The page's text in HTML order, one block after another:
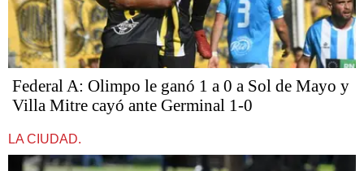
Federal A: Olimpo le ganó 1 a 0 a Sol de Mayo y
Villa Mitre cayó ante Germinal 1-0
LA CIUDAD.